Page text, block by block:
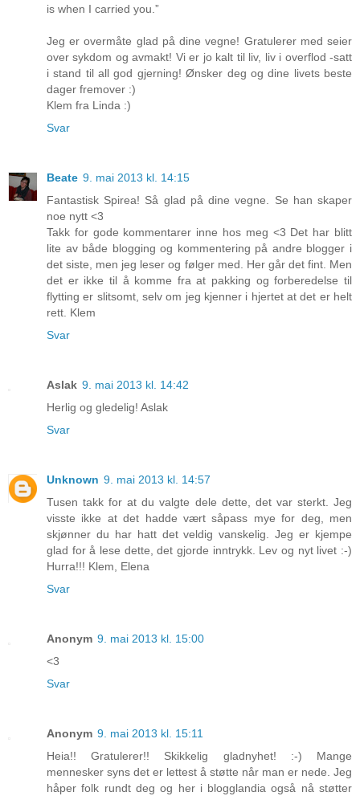
is when I carried you.”
Jeg er overmåte glad på dine vegne! Gratulerer med seier
over sykdom og avmakt! Vi er jo kalt til liv, liv i overflod -satt
i stand til all god gjerning! Ønsker deg og dine livets beste
dager fremover :)
Klem fra Linda :)
Svar
Beate 9. mai 2013 kl. 14:15
Fantastisk Spirea! Så glad på dine vegne. Se han skaper
noe nytt <3
Takk for gode kommentarer inne hos meg <3 Det har blitt
lite av både blogging og kommentering på andre blogger i
det siste, men jeg leser og følger med. Her går det fint. Men
det er ikke til å komme fra at pakking og forberedelse til
flytting er slitsomt, selv om jeg kjenner i hjertet at det er helt
rett. Klem
Svar
Aslak 9. mai 2013 kl. 14:42
Herlig og gledelig! Aslak
Svar
Unknown 9. mai 2013 kl. 14:57
Tusen takk for at du valgte dele dette, det var sterkt. Jeg
visste ikke at det hadde vært såpass mye for deg, men
skjønner du har hatt det veldig vanskelig. Jeg er kjempe
glad for å lese dette, det gjorde inntrykk. Lev og nyt livet :-)
Hurra!!! Klem, Elena
Svar
Anonym 9. mai 2013 kl. 15:00
<3
Svar
Anonym 9. mai 2013 kl. 15:11
Heia!! Gratulerer!! Skikkelig gladnyhet! :-) Mange
mennesker syns det er lettest å støtte når man er nede. Jeg
håper folk rundt deg og her i blogglandia også nå støtter